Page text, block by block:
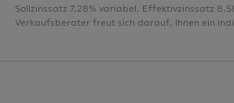
Sollzinssatz 7,28% variabel, Effektivzinssatz
Verkaufsberater freut sich darauf, Ihnen ein